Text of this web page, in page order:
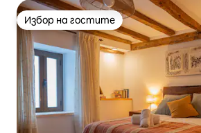
Избор на гостите
Избор на гостите